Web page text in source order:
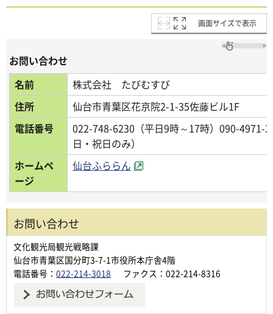
画面サイズで表示
お問い合わせ
名前
株式会社 たびむすび
住所
仙台市青葉区花京院2-1-35佐藤ビル1F
電話番号
022-748-6230（平日9時～17時）090-4971-
日・祝日のみ）
ホームペ
ージ
仙台ふららん
お問い合わせ
文化観光局観光戦略課
仙台市青葉区国分町3-7-1市役所本庁舎4階
電話番号： 022-214-3018 ファクス：022-214-8316